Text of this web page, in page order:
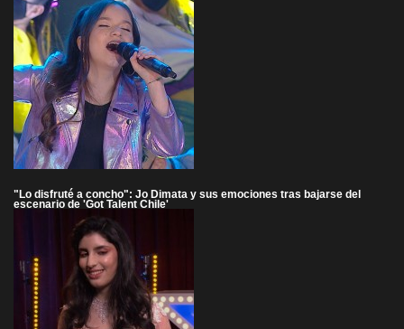
"Lo disfruté a concho": Jo Dimata y sus emociones tras bajarse del
escenario de 'Got Talent Chile'